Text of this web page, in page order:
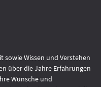
Wissen und Verstehen
über die Jahre Erfahrungen
Wünsche und